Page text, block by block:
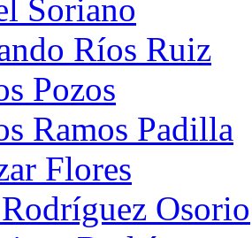
Soriano
Ríos Ruiz
Pozos
Ramos Padilla
Flores
Osorio